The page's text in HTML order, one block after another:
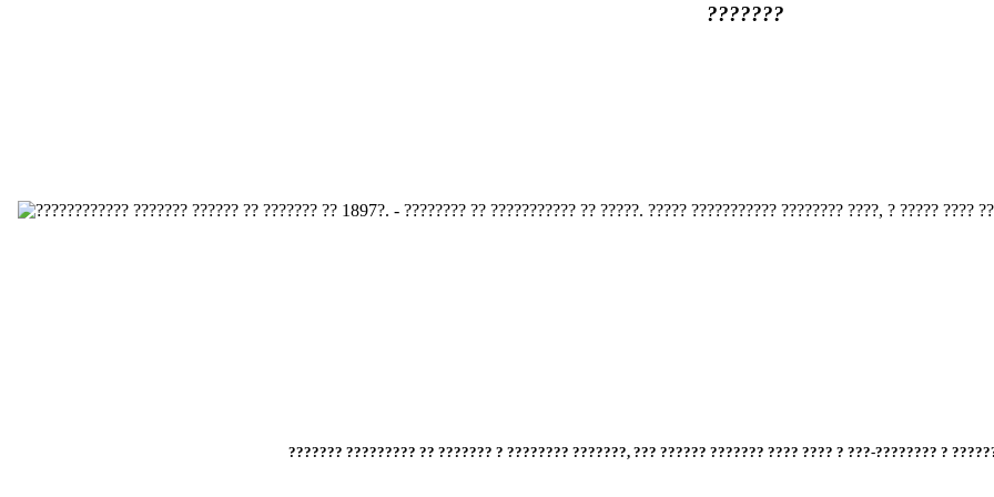
???????
??????? ????????? ?? ??????? ? ???????? ???????, ??? ?????? ??????? ???? ???? ? ???-???????? ?